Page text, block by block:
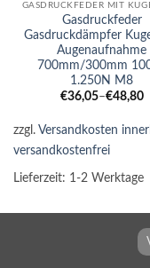
Gasdruckfeder
Gasdruckdämpfer
Augenaufnahme
700mm/300mm
1.250N M8
€36,05–€48,80
zzgl. Versandkosten
versandkostenfrei
Lieferzeit: 1-2 Werktage